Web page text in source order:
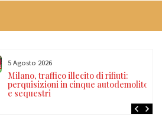
5 Agosto 2026
Milano, furto in un’edicola del
due arrestati, sequestrato un
dispositivo jammer